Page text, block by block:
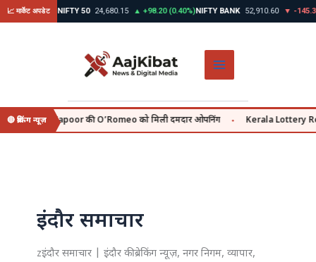
Skip
to
📈 मार्केट अपडेट
(0.39%)NIFTY 50 24,680.15 ▲ +98.20 (0.40%)NIFTY BANK 52,910.60 ▼ -145.30
🔴 ब्रेकिंग न्यूज़
Kapoor की O’Romeo को मिली दमदार ओपनिंग ● Kerala Lottery Result
इंदौर समाचार
zइंदौर समाचार | इंदौर की ब्रेकिंग न्यूज़, नगर निगम, व्यापार,